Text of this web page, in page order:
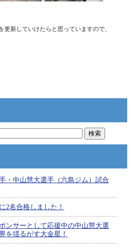
更新していけたらと思っていますので、
・中山慧大選手（六島ジム）試合
2名合格しました！
ンサーとして応援中の中山慧大選
を揺るがす大金星！